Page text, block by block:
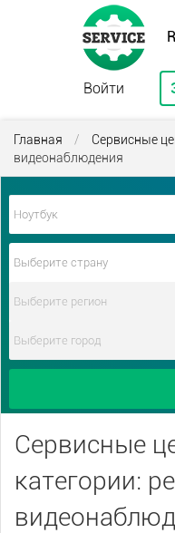
Войти
Главная / Сервисные
видеонаблюдения
Сервисные
категории: